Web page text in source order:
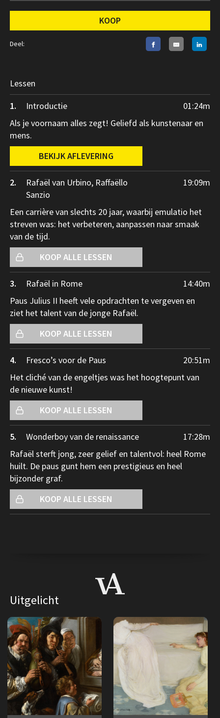
KOOP
Deel:
Lessen
1.
Introductie 01:24m
Als je voornaam alles zegt! Geliefd als kunstenaar en
mens.
BEKIJK AFLEVERING
2.
Rafaël van Urbino, Raffaëllo
Sanzio
19:09m
Een carrière van slechts 20 jaar, waarbij emulatio het
streven was: het verbeteren, aanpassen naar smaak
van de tijd.
KOOP ALLE LESSEN
3. Rafaël in Rome 14:40m
Paus Julius II heeft vele opdrachten te vergeven en
ziet het talent van de jonge Rafaël.
KOOP ALLE LESSEN
4. Fresco’s voor de Paus 20:51m
Het cliché van de engeltjes was het hoogtepunt van
de nieuwe kunst!
KOOP ALLE LESSEN
5. Wonderboy van de renaissance 17:28m
Rafaël sterft jong, zeer gelief en talentvol: heel Rome
huilt. De paus gunt hem een prestigieus en heel
bijzonder graf.
KOOP ALLE LESSEN
Uitgelicht